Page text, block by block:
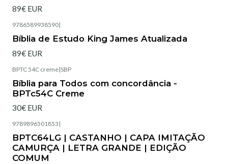
89€ EUR
9786589938590|
Bíblia de Estudo King James Atualizada
89€ EUR
BPTC 54C creme|SBP
Bíblia para Todos com concordância -
BPTc54C Creme
30€ EUR
9789896501853 |
BPTC64LG | CASTANHO | CAPA IMITAÇÃO
CAMURÇA | LETRA GRANDE | EDIÇÃO
COMUM